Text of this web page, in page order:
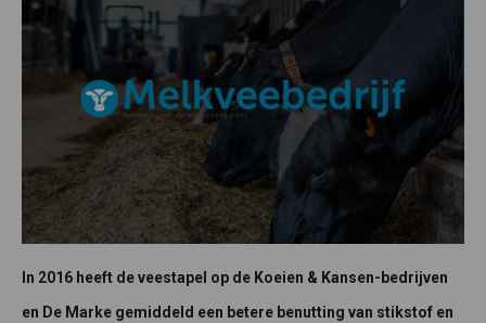
In 2016 heeft de veestapel op de Koeien & Kansen-bedrijven
en De Marke gemiddeld een betere benutting van stikstof en